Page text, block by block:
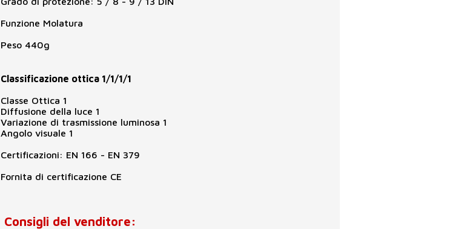
Funzione Molatura
Peso 440g
Classificazione ottica 1/1/1/1
Classe Ottica 1
Diffusione della luce 1
Variazione di trasmissione luminosa 1
Angolo visuale 1
Certificazioni: EN 166 - EN 379
Fornita di certificazione CE
Consigli del venditore: